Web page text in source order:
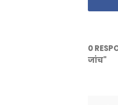
0
जांच"